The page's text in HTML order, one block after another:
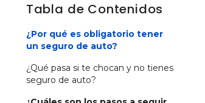
Tabla de Contenidos
¿Por qué es obligatorio tener
un seguro de auto?
¿Qué pasa si te chocan y no tienes
seguro de auto?